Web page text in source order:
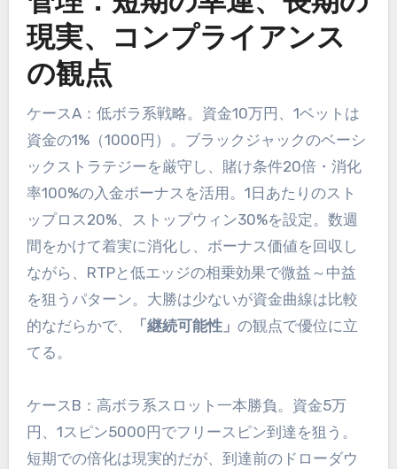
現実、コンプライアンス
の観点
ケースA：低ボラ系戦略。資金10万円、1ベットは
資金の1%（1000円）。ブラックジャックのベーシ
ックストラテジーを厳守し、賭け条件20倍・消化
率100%の入金ボーナスを活用。1日あたりのスト
ップロス20%、ストップウィン30%を設定。数週
間をかけて着実に消化し、ボーナス価値を回収し
ながら、RTPと低エッジの相乗効果で微益～中益
を狙うパターン。大勝は少ないが資金曲線は比較
的なだらかで、
「継続可能性」 の観点で優位に立
てる。
ケースB：高ボラ系スロット一本勝負。資金5万
円、1スピン5000円でフリースピン到達を狙う。
短期での倍化は現実的だが、到達前のドローダウ